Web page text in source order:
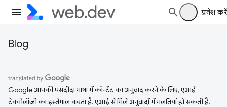
प्रवेश करें
Blog
Google आपकी पसंदीदा भाषा में कॉन्टेंट का अनुवाद करने के लिए, एआई
टेक्नोलॉजी का इस्तेमाल करता है. एआई से मिले अनुवादों में गलतियां हो सकती हैं.